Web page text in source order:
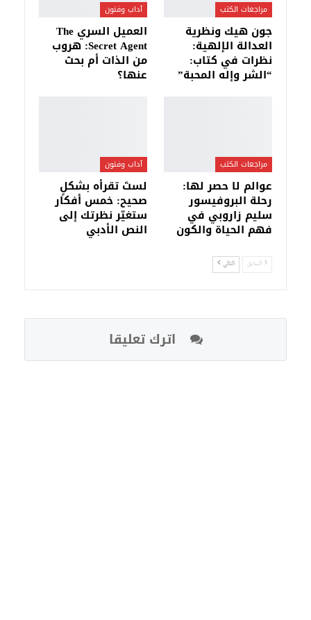
مراجعات الكتب
جون هيك ونظرية
العدالة الإلهية:
نظرات في كتاب:
“الشر وإله المحبة”
آداب وفنون
العميل السري The
Secret Agent: هروب
من الذات أم بحث
عنها؟
مراجعات الكتب
عوالم لا حصر لها:
رحلة البروفيسور
سليم زاروبي في
فهم الحياة والكون
آداب وفنون
لستَ تقرأه بشكلٍ
صحيح: خمس أفكار
ستغيّر نظرتك إلى
النص الأدبي
السابق التالي
اترك تعليقا